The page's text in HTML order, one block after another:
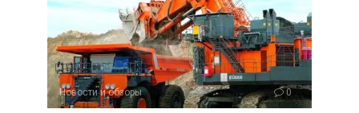
Новости и обзоры 0